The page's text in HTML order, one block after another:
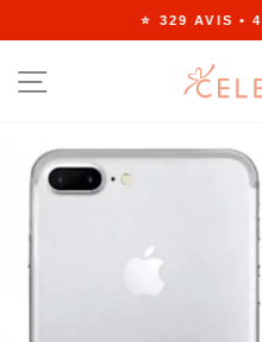
⭐ 329 AVIS •
NAVIGATION